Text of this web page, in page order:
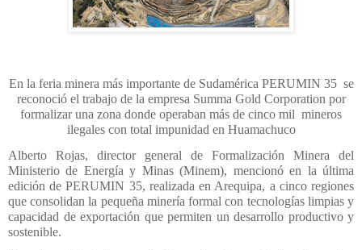
En la feria minera más importante de Sudamérica PERUMIN 35 se
reconoció el trabajo de la empresa Summa Gold Corporation por
formalizar una zona donde operaban más de cinco mil mineros
ilegales con total impunidad en Huamachuco
Alberto Rojas, director general de Formalización Minera del
Ministerio de Energía y Minas (Minem), mencionó en la última
edición de PERUMIN 35, realizada en Arequipa, a cinco regiones
que consolidan la pequeña minería formal con tecnologías limpias y
capacidad de exportación que permiten un desarrollo productivo y
sostenible.